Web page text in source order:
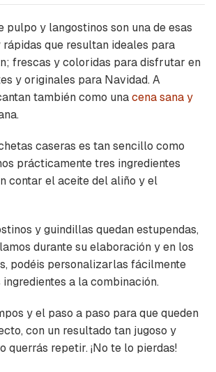
pulpo y langostinos son una de esas
que resultan ideales para
frescas y coloridas para disfrutar en
y originales para Navidad. A
también como unacena sana y
caseras es tan sencillo como
prácticamente tres ingredientes
contar el aceite del aliño y el
y guindillas quedan estupendas,
durante su elaboración y en los
, podéis personalizarlas fácilmente
a la combinación.
y el paso a paso para que queden
con un resultado tan jugoso y
querrás repetir. ¡No te lo pierdas!